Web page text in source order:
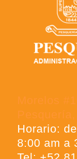
Horario:
8:00 am a